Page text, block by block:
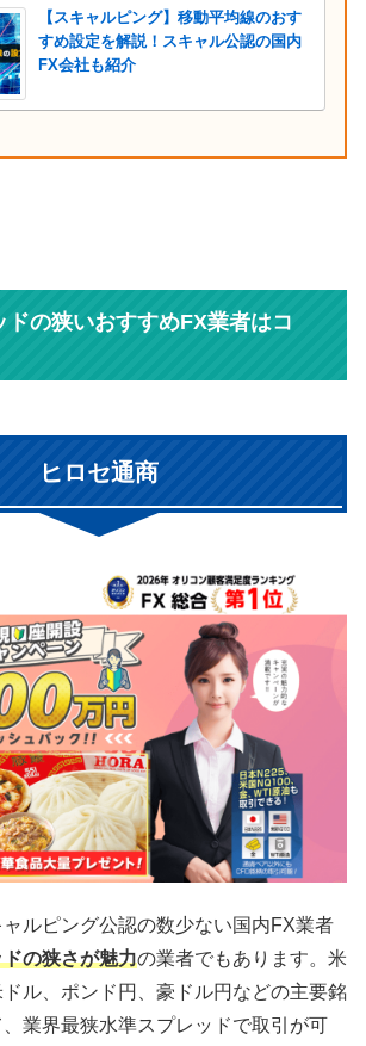
【スキャルピング】移動平均線のおす
すめ設定を解説！スキャル公認の国内
FX会社も紹介
ドの狭いおすすめFX業者はコ
ヒロセ通商
ルピング公認の数少ない国内FX業者
の狭さが魅力の業者でもあります。米
ドル、ポンド円、豪ドル円などの主要銘
業界最狭水準スプレッドで取引が可